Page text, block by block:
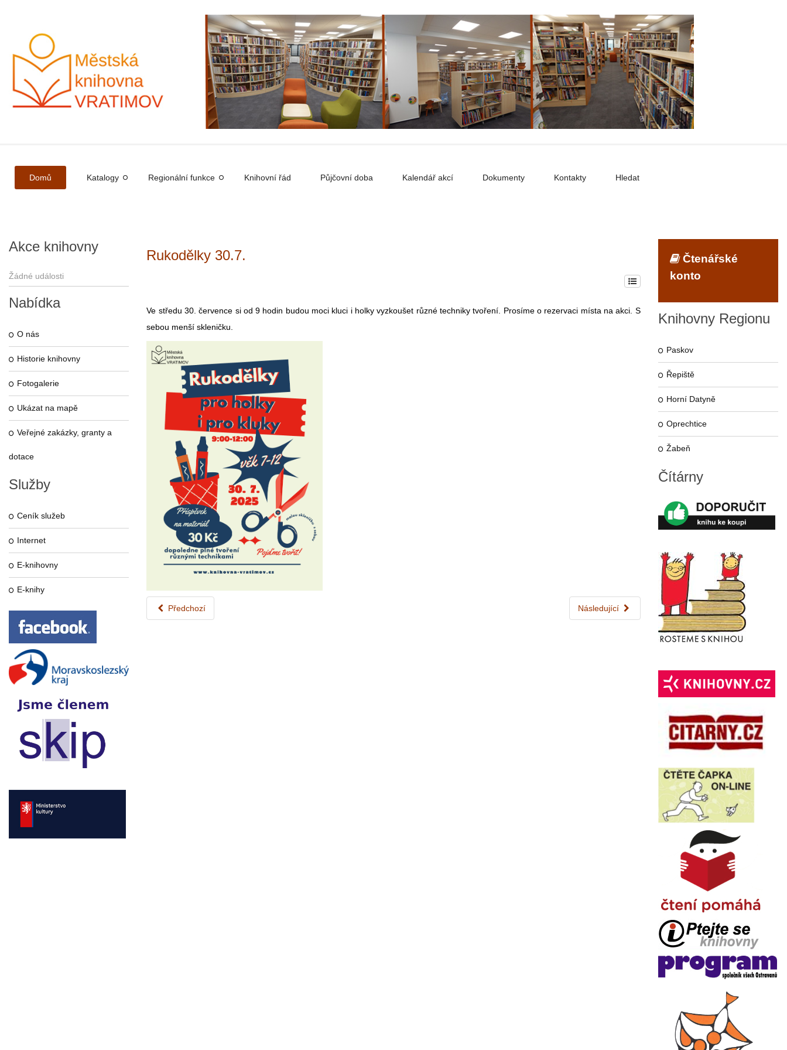
Domů Katalogy Regionální funkce Knihovní řád Půjčovní doba Kalendář akcí Dokumenty Kontakty Hledat
Akce knihovny
Žádné události
Nabídka
O nás
Historie knihovny
Fotogalerie
Ukázat na mapě
Veřejné zakázky, granty a
dotace
Služby
Ceník služeb
Internet
E-knihovny
E-knihy
Rukodělky 30.7.
Ve středu 30. července si od 9 hodin budou moci kluci i holky vyzkoušet různé techniky tvoření. Prosíme o rezervaci místa na akci. S
sebou menší skleničku.
Předchozí Následující
Čtenářské
konto
Knihovny Regionu
Paskov
Řepiště
Horní Datyně
Oprechtice
Žabeň
Čítárny